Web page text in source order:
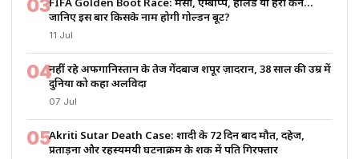
03FIFA Golden Boot Race: मेसी, एम्बाप्पे, हालैंड या हैरी केन…
जानिए इस बार किसके नाम होगी गोल्डन बूट?
11 Jul
04नहीं रहे अफगानिस्तान के तेज गेंदबाज शपूर ज़ादरान, 38 साल की उम्र में
दुनिया को कहा अलविदा
07 Jul
05Akriti Sutar Death Case: शादी के 72 दिन बाद मौत, दहेज,
प्रताड़ना और रहस्यमयी घटनाक्रम के शक में पति गिरफ्तार